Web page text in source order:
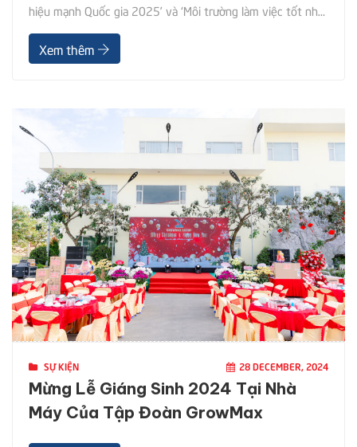
hiệu mạnh Quốc gia 2025’ và ‘Môi trường làm việc tốt nhất
Việt Nam’. Ngày 12/1, tại TP. Hồ Chí Minh diễn ra Lễ vinh
danh “Thương hiệu mạnh Quốc gia – Vietnam Top
Xem thêm
SỰ KIỆN 28 DECEMBER, 2024
Mừng Lễ Giáng Sinh 2024 Tại Nhà
Máy Của Tập Đoàn GrowMax